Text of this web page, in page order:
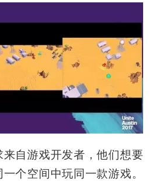
自游戏开发者，他们想要
个空间中玩同一款游戏。